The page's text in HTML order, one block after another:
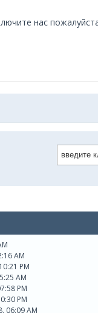
нас
AM
PM
AM
PM
PM
06:09 AM